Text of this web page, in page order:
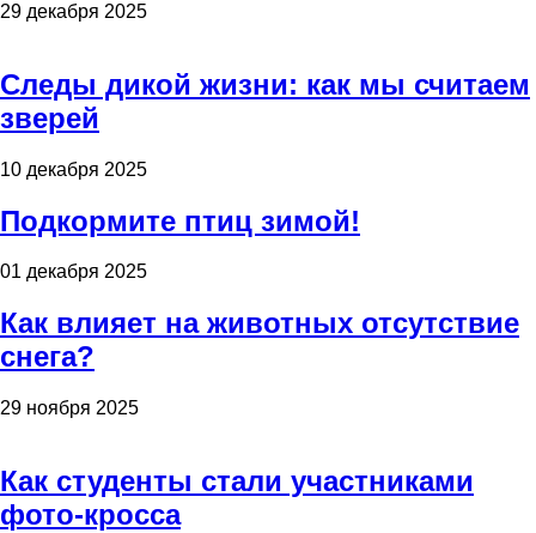
29 декабря 2025
Следы дикой жизни: как мы считаем
зверей
10 декабря 2025
Подкормите птиц зимой!
01 декабря 2025
Как влияет на животных отсутствие
снега?
29 ноября 2025
Как студенты стали участниками
фото-кросса